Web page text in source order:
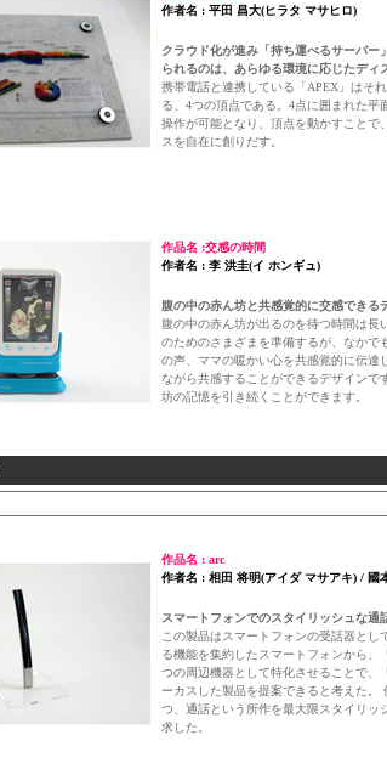
作者名 : 平田 昌大(ヒラタ マサヒロ)
クラウド化が進み「持ち運べるサーバー
られるのは、あらゆる環境に応じたディ
携帯電話と連携している「APEX」はそ
る、4つの頂点である。4点に囲まれた
操作が可能となり、頂点を動かすことで
スを自在に創りだす。
作品名 :交感の時間
作者名 : 李 洪圭(イ ホンギュ)
腹の中の赤ん坊と共感覚的に交感できる
腹の中の赤ん坊が出るのを待つ時間は長
のためのさまざまを準備するが、なかで
の声、ママの暖かい心を共感覚的に伝達
ながら共感することができるデザインで
坊の記憶を引き続くことができます。
作品名 : arc
作者名 : 相田 将明(アイダ マサアキ) / 國
スマートフォンでのスタイリッシュな通
この製品はスマートフォンの受話器と
る機能を集約したスマートフォンから、
つの周辺機器として特化させることで、
ーカスした製品を提案できると考えた。
つ、通話という所作を最大限スタイリッ
求した。